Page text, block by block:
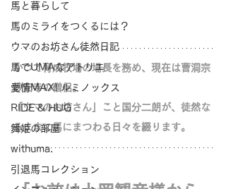
馬と暮らして
馬のミライをつくるには？
ウマのお坊さん徒然日記
馬でUMAなアトリエ
愛情MAX! ルミノックス
RIDE & HUG
舞姫の部屋
withuma.
引退馬コレクション
かつて育成牧場の場長を務め、現在は曹洞宗
妙安寺の僧侶。
「ウマのお坊さん」こと国分二朗が、徒然な
るままに馬にまつわる日々を綴ります。